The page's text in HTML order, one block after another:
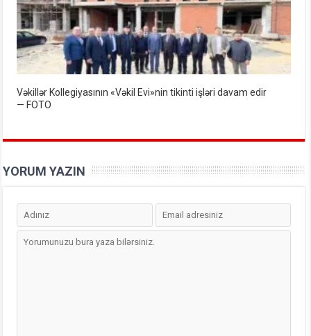
Vəkillər Kollegiyasının «Vəkil Evi»nin tikinti işləri davam edir
— FOTO
YORUM YAZIN